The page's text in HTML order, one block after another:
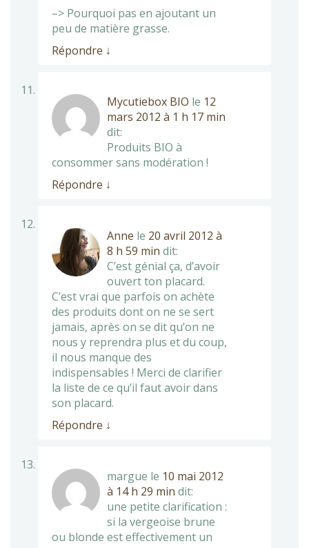
–> Pourquoi pas en ajoutant un
peu de matière grasse.
Répondre ↓
Mycutiebox BIO le 12
mars 2012 à 1 h 17 min
dit:
Produits BIO à
consommer sans modération !
Répondre ↓
Anne le 20 avril 2012 à
8 h 59 min dit:
C’est génial ça, d’avoir
ouvert ton placard.
C’est vrai que parfois on achète
des produits dont on ne se sert
jamais, après on se dit qu’on ne
nous y reprendra plus et du coup,
il nous manque des
indispensables ! Merci de clarifier
la liste de ce qu’il faut avoir dans
son placard.
Répondre ↓
margue le 10 mai 2012
à 14 h 29 min dit:
une petite clarification :
si la vergeoise brune
ou blonde est effectivement un